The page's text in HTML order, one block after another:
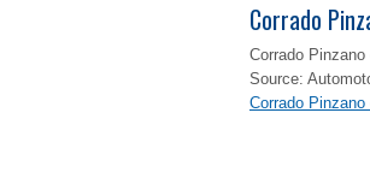
Corrado
Corrado
Source:
Corrado